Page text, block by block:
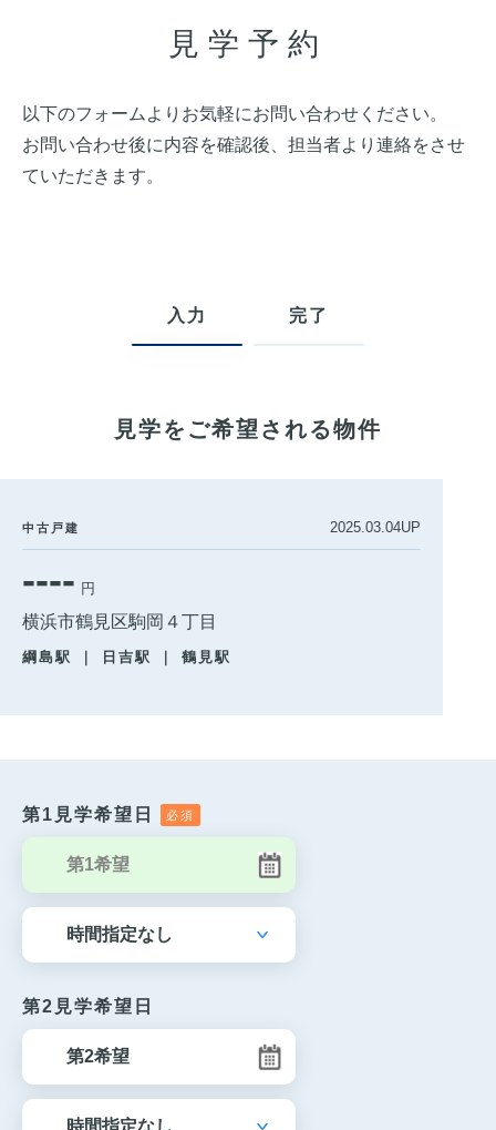
見学予約
以下のフォームよりお気軽にお問い合わせください。
お問い合わせ後に内容を確認後、担当者より連絡をさせ
ていただきます。
入力 完了
見学をご希望される物件
中古戸建 2025.03.04UP
---- 円
横浜市鶴見区駒岡４丁目
綱島駅 ｜ 日吉駅 ｜ 鶴見駅
第1見学希望日
第2見学希望日